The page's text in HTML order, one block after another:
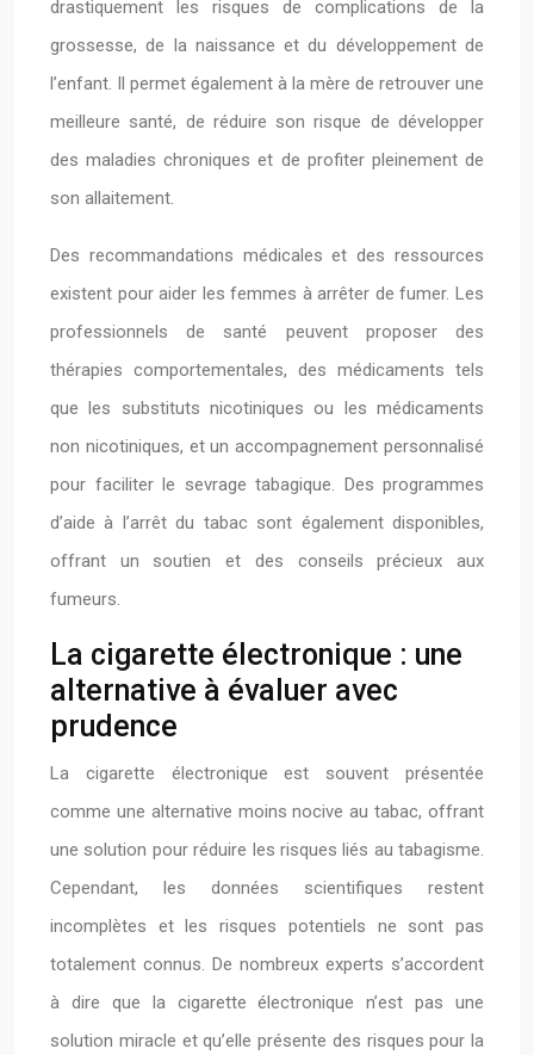
drastiquement les risques de complications de la
grossesse, de la naissance et du développement de
l’enfant. Il permet également à la mère de retrouver une
meilleure santé, de réduire son risque de développer
des maladies chroniques et de profiter pleinement de
son allaitement.
Des recommandations médicales et des ressources
existent pour aider les femmes à arrêter de fumer. Les
professionnels de santé peuvent proposer des
thérapies comportementales, des médicaments tels
que les substituts nicotiniques ou les médicaments
non nicotiniques, et un accompagnement personnalisé
pour faciliter le sevrage tabagique. Des programmes
d’aide à l’arrêt du tabac sont également disponibles,
offrant un soutien et des conseils précieux aux
fumeurs.
La cigarette électronique : une
alternative à évaluer avec
prudence
La cigarette électronique est souvent présentée
comme une alternative moins nocive au tabac, offrant
une solution pour réduire les risques liés au tabagisme.
Cependant, les données scientifiques restent
incomplètes et les risques potentiels ne sont pas
totalement connus. De nombreux experts s’accordent
à dire que la cigarette électronique n’est pas une
solution miracle et qu’elle présente des risques pour la